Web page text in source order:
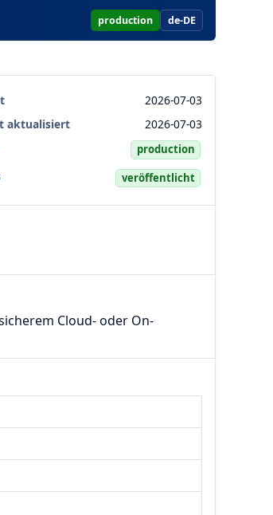
production de-DE
2026-07-03
aktualisiert
2026-07-03
production
veröffentlicht
Cloud- oder On-